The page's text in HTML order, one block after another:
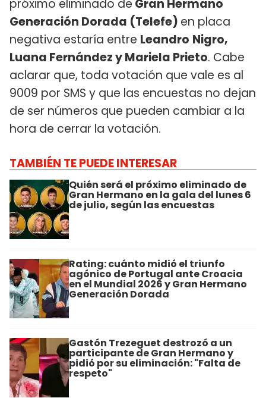
próximo eliminado de Gran Hermano
Generación Dorada (Telefe) en placa
negativa estaría entre Leandro Nigro,
Luana Fernández y Mariela Prieto. Cabe
aclarar que, toda votación que vale es al
9009 por SMS y que las encuestas no dejan
de ser números que pueden cambiar a la
hora de cerrar la votación.
TAMBIÉN TE PUEDE INTERESAR
Quién será el próximo eliminado de
Gran Hermano en la gala del lunes 6
de julio, según las encuestas
Rating: cuánto midió el triunfo
agónico de Portugal ante Croacia
en el Mundial 2026 y Gran Hermano
Generación Dorada
Gastón Trezeguet destrozó a un
participante de Gran Hermano y
pidió por su eliminación: "Falta de
respeto"